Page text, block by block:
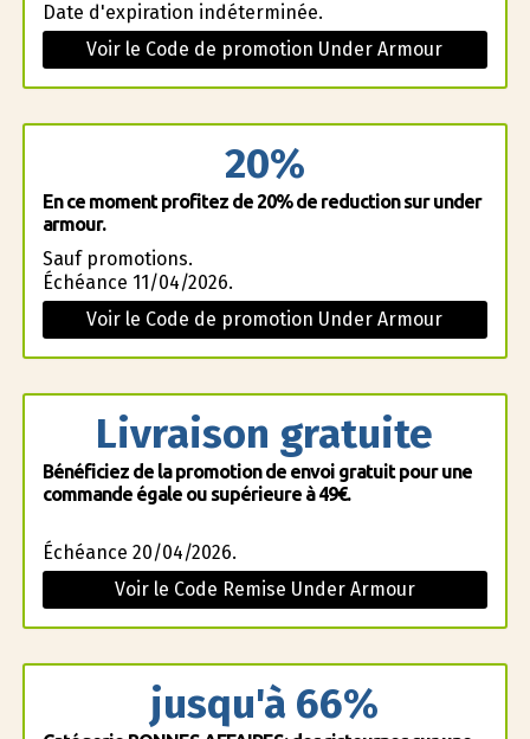
Date d'expiration indéterminée.
Voir le Code de promotion Under Armour
20%
En ce moment profitez de 20% de reduction sur under
armour.
Sauf promotions.
Échéance 11/04/2026.
Voir le Code de promotion Under Armour
Livraison gratuite
Bénéficiez de la promotion de envoi gratuit pour une
commande égale ou supérieure à 49€.
Échéance 20/04/2026.
Voir le Code Remise Under Armour
jusqu'à 66%